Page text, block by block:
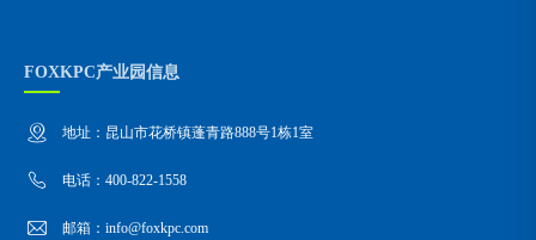
FOXKPC产业园信息
地址：昆山市花桥镇蓬青路888号1栋1室
电话：400-822-1558
邮箱：info@foxkpc.com